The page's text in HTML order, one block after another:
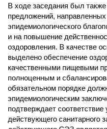
В ходе заседания был
предложений,
эпидемиологического
и на повышение
оздоровления. В качестве
выделено обеспечение
качественными пищевыми
полноценным и
обязательном порядке
эпидемиологическим
подтверждает
действующего санитарного